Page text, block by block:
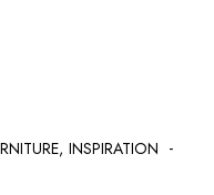
INSPIRATION